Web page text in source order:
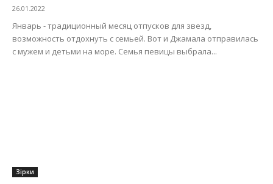
26.01.2022
Январь - традиционный месяц отпусков для звезд,
возможность отдохнуть с семьей. Вот и Джамала отправилась
с мужем и детьми на море. Семья певицы выбрала...
Зірки